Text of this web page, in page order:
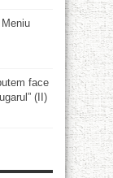
face
(II)